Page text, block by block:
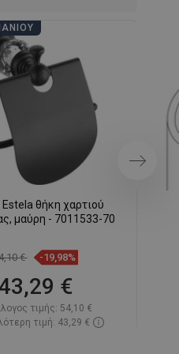
θήκη χαρτιού
μαύρη - 7011533-70
€ -19,98%
€
τιμής: 54,10 €
τιμή: 43,29 €
Επόμενο
PORTUGUESE
CROATIAN
SLOVENIAN